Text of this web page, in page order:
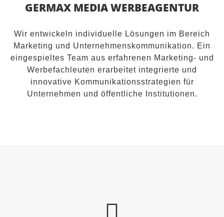
GERMAX MEDIA WERBEAGENTUR
Wir entwickeln individuelle Lösungen im Bereich
Marketing und Unternehmenskommunikation. Ein
eingespieltes Team aus erfahrenen Marketing- und
Werbefachleuten erarbeitet integrierte und
innovative Kommunikationsstrategien für
Unternehmen und öffentliche Institutionen.